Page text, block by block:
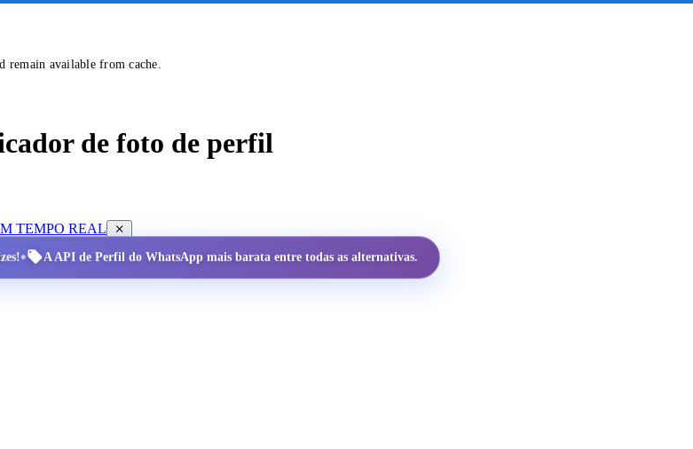
remain available from cache.
de foto de perfil
TEMPO REAL
• A API de Perfil do WhatsApp mais barata entre todas as alternativas.